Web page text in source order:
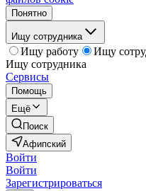
Понятно
Ищу сотрудника
Ищу работу
Ищу
Ищу сотрудника
Сервисы
Помощь
Ещё
Поиск
Афипский
Войти
Войти
Зарегистрироваться